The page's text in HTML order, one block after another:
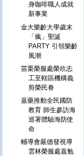
身咖啡職人成就
新事業
金大樂齡大學歲末
「瘋」聖誕
PARTY 引領樂齡
風潮
苗栗榮服處榮欣志
工至轄區機構義
剪榮民眷
嘉藥推動全民國防
教育 師生參訪海
巡署體驗海防使
命
輔導會嚴德發視導
雲林榮服處嘉勉